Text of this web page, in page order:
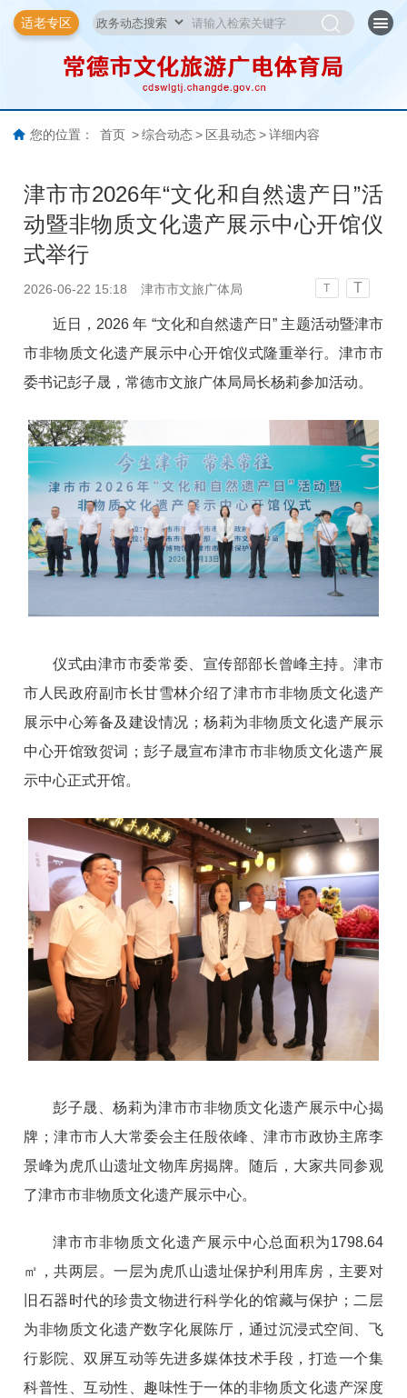
适老专区
您的位置： 首页 > 综合动态 > 区县动态 > 详细内容
津市市2026年“文化和自然遗产日”活
动暨非物质文化遗产展示中心开馆仪
式举行
2026-06-22 15:18 津市市文旅广体局 T T
近日，2026 年 “文化和自然遗产日” 主题活动暨津市
市非物质文化遗产展示中心开馆仪式隆重举行。津市市
委书记彭子晟，常德市文旅广体局局长杨莉参加活动。
仪式由津市市委常委、宣传部部长曾峰主持。津市
市人民政府副市长甘雪林介绍了津市市非物质文化遗产
展示中心筹备及建设情况；杨莉为非物质文化遗产展示
中心开馆致贺词；彭子晟宣布津市市非物质文化遗产展
示中心正式开馆。
彭子晟、杨莉为津市市非物质文化遗产展示中心揭
牌；津市市人大常委会主任殷依峰、津市市政协主席李
景峰为虎爪山遗址文物库房揭牌。随后，大家共同参观
了津市市非物质文化遗产展示中心。
津市市非物质文化遗产展示中心总面积为1798.64
㎡，共两层。一层为虎爪山遗址保护利用库房，主要对
旧石器时代的珍贵文物进行科学化的馆藏与保护；二层
为非物质文化遗产数字化展陈厅，通过沉浸式空间、飞
行影院、双屏互动等先进多媒体技术手段，打造一个集
科普性、互动性、趣味性于一体的非物质文化遗产深度